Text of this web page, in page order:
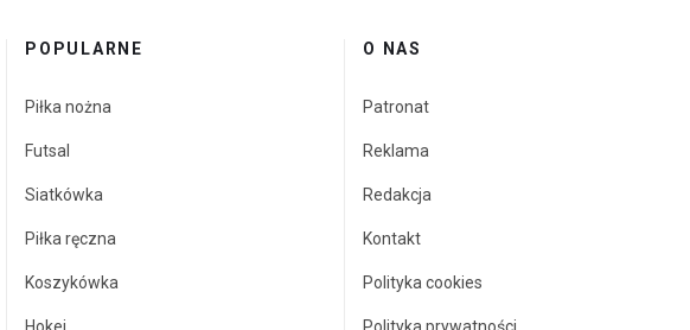
POPULARNE
Piłka nożna
Futsal
Siatkówka
Piłka ręczna
Koszykówka
Hokej
O NAS
Patronat
Reklama
Redakcja
Kontakt
Polityka cookies
Polityka prywatności